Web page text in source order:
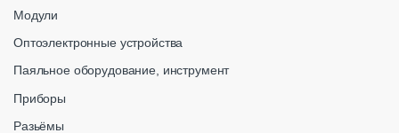
Модули
Оптоэлектронные устройства
Паяльное оборудование, инструмент
Приборы
Разьёмы